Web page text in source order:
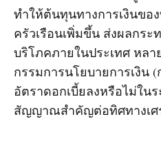
ทำให้ต้นทุนทางการเงินขอ
ครัวเรือนเพิ่มขึ้น ส่งผลกร
บริโภคภายในประเทศ หล
กรรมการนโยบายการเงิน
อัตราดอกเบี้ยลงหรือไม่ใน
สัญญาณสำคัญต่อทิศทางเศ